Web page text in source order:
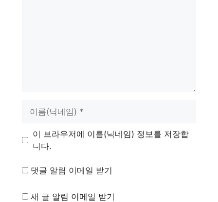
이 브라우저에 이름(닉네임) 정보를 저장합
니다.
댓글 알림 이메일 받기
새 글 알림 이메일 받기